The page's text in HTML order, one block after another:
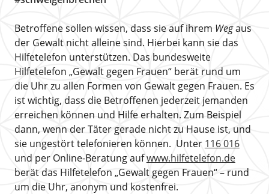
Betroffene sollen wissen, dass sie auf ihrem Wegaus
der Gewalt nicht alleine sind. Hierbei kann sie das
Hilfetelefon unterstützen. Das bundesweite
Hilfetelefon „Gewalt gegen Frauen“ berät rund um
die Uhr zu allen Formen von Gewalt gegen Frauen. Es
ist wichtig, dass die Betroffenen jederzeit jemanden
erreichen können und Hilfe erhalten. Zum Beispiel
dann, wenn der Täter gerade nicht zu Hause ist, und
sie ungestört telefonieren können. Unter 116 016
und per Online-Beratung aufwww.hilfetelefon.de
berät das Hilfetelefon „Gewalt gegen Frauen“ – rund
um die Uhr, anonym und kostenfrei.